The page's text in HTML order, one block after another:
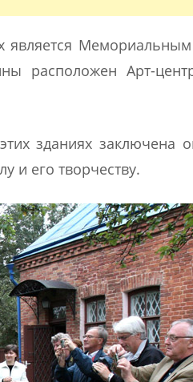
является
расположен Арт-
зданиях заключена
и его творчеству.